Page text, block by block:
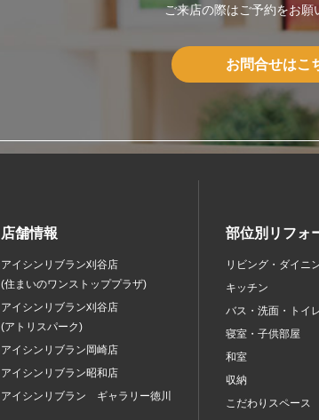
ご来店の際はご予約をお願
お問合せはこ
店舗情報
アイシンリブラン刈谷店
(住まいのワンストッププラザ)
アイシンリブラン刈谷店
(アトリスパーク)
アイシンリブラン岡崎店
アイシンリブラン昭和店
アイシンリブラン ギャラリー徳川
部位別リフォ
リビング・ダイニ
キッチン
バス・洗面・トイ
寝室・子供部屋
和室
収納
こだわりスペース